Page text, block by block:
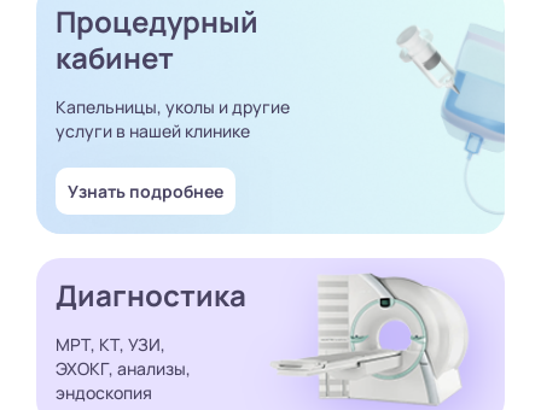
Процедурный
кабинет
Капельницы, уколы и другие
услуги в нашей клинике
Узнать подробнее
Диагностика
МРТ, КТ, УЗИ,
ЭХОКГ, анализы,
эндоскопия